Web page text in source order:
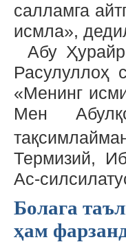
салламга
исмла»,
Абу
Расулуллоҳ
«Менинг
Мен
Термизий,
Ас-
Болага
ҳам